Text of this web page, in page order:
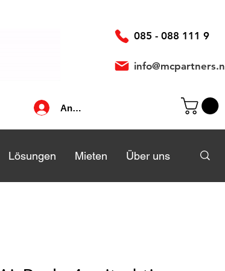
Anmelden
085 - 088 111 9
info@mcpartners.nl
Lösungen Mieten Über uns
Lösungen Mieten Über uns